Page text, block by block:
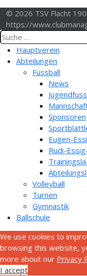
© 2026 TSV Flacht
https://
Hauptverein
Abteilungen
Fussball
News
Sponsoren
Eugen-
Rudi-
Volleyball
Turnen
Gymnastik
Ballschule
We use cookies to
browsing this website,
more about our Privacy
I accept